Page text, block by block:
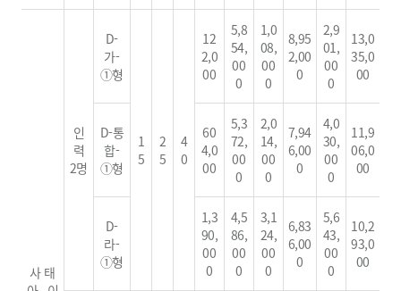
사 태
인
력
2명
D-
가-
①형
1
5
2
5
4
0
12
2,0
00
5,8
54,
00
0
1,0
08,
00
0
8,95
2,00
0
2,9
01,
00
0
13,0
35,0
00
D-통
합-
①형
60
4,0
00
5,3
72,
00
0
2,0
14,
00
0
7,94
6,00
0
4,0
30,
00
0
11,9
06,0
00
D-
라-
①형
1,3
90,
00
0
4,5
86,
00
0
3,1
24,
00
0
6,83
6,00
0
5,6
43,
00
0
10,2
93,0
00